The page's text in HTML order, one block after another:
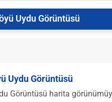
Uydu Görüntüsü
Uydu Görüntüsü
Görüntüsü harita